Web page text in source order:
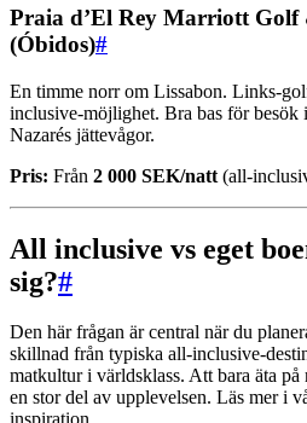
Praia d’El Rey Marriott Golf
(Óbidos)#
En timme norr om Lissabon. Links-
inclusive-möjlighet. Bra bas för besök
Nazarés jättevågor.
Pris: Från 2 000 SEK/natt (all-
All inclusive vs eget
sig?#
Den här frågan är central när du
skillnad från typiska all-inclusive-
matkultur i världsklass. Att bara äta på
en stor del av upplevelsen. Läs mer i